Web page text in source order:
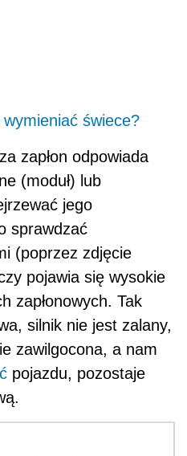
wymieniać świece?
zapłon odpowiada
(moduł) lub
jego
sprawdzać
(poprzez zdjęcie
pojawia się wysokie
zapłonowych. Tak
silnik nie jest zalany,
zawilgocona, a nam
pojazdu, pozostaje